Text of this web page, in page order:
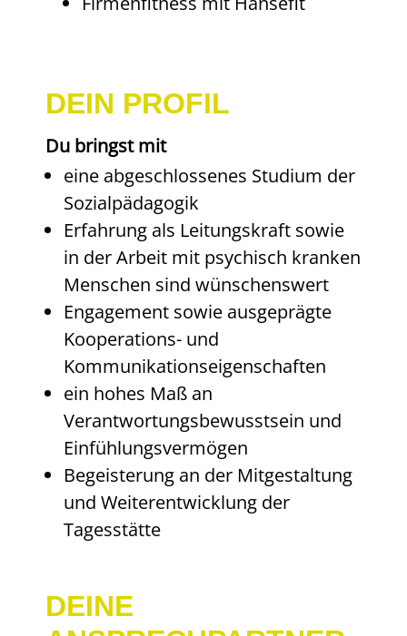
DEIN PROFIL
Du bringst mit
eine abgeschlossenes Studium der
Sozialpädagogik
Erfahrung als Leitungskraft sowie
in der Arbeit mit psychisch kranken
Menschen sind wünschenswert
Engagement sowie ausgeprägte
Kooperations- und
Kommunikationseigenschaften
ein hohes Maß an
Verantwortungsbewusstsein und
Einfühlungsvermögen
Begeisterung an der Mitgestaltung
und Weiterentwicklung der
Tagesstätte
DEINE